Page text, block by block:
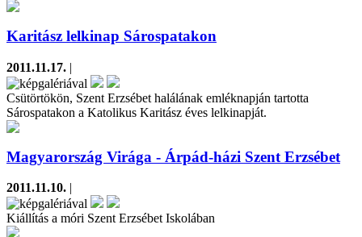
Karitász lelkinap Sárospatakon
2011.11.17. |
Csütörtökön, Szent Erzsébet halálának emléknapján tartotta
Sárospatakon a Katolikus Karitász éves lelkinapját.
Magyarország Virága - Árpád-házi Szent Erzsébet
2011.11.10. |
Kiállítás a móri Szent Erzsébet Iskolában